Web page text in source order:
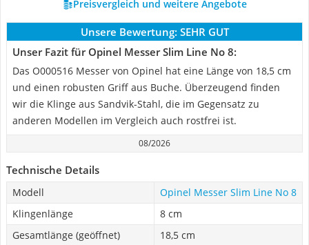
Preisvergleich und weitere Angebote
Unsere Bewertung: SEHR GUT
Unser Fazit für Opinel Messer Slim Line No 8:
Das O000516 Messer von Opinel hat eine Länge von 18,5 cm
und einen robusten Griff aus Buche. Überzeugend finden
wir die Klinge aus Sandvik-Stahl, die im Gegensatz zu
anderen Modellen im Vergleich auch rostfrei ist.
08/2026
Technische Details
Modell
Opinel Messer Slim Line No 8
Klingenlänge
8 cm
Gesamtlänge (geöffnet)
18,5 cm